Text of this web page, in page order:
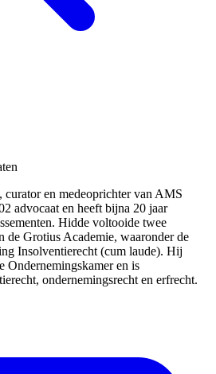
curator en medeoprichter van AMS
advocaat en heeft bijna 20 jaar
Hidde voltooide twee
de Grotius Academie, waaronder de
Insolventierecht (cum laude). Hij
Ondernemingskamer en is
ondernemingsrecht en erfrecht.